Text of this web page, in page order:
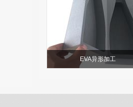
EVA异形加工